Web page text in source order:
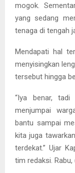
mogok.
yang sedang
tenaga di tengah
Mendapati hal
menyisingkan
tersebut hingga
“Iya benar,
menjumpai
bantu sampai
kita juga
terdekat.” Ujar
tim redaksi. Rabu,